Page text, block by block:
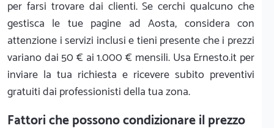
per farsi trovare dai clienti. Se cerchi qualcuno che
gestisca le tue pagine ad Aosta, considera con
attenzione i servizi inclusi e tieni presente che i prezzi
variano dai 50 € ai 1.000 € mensili. Usa Ernesto.it per
inviare la tua richiesta e ricevere subito preventivi
gratuiti dai professionisti della tua zona.
Fattori che possono condizionare il prezzo